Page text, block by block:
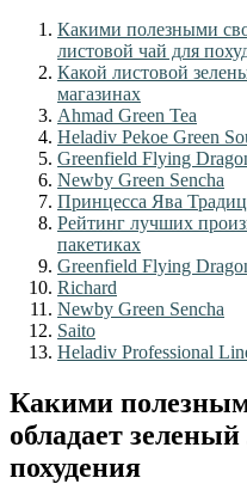
Какими полезными
листовой чай для
Какой листовой
магазинах
Ahmad Green Tea
Heladiv Pekoe Green
Greenfield Flying
Newby Green Sencha
Принцесса Ява
Рейтинг лучших
пакетиках
Greenfield Flying
Richard
Newby Green Sencha
Saito
Heladiv Professional
Какими
обладает
похудения